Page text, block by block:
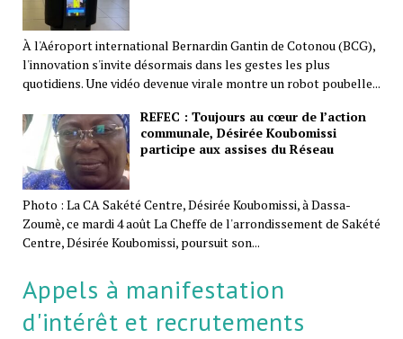
À l'Aéroport international Bernardin Gantin de Cotonou (BCG),
l'innovation s'invite désormais dans les gestes les plus
quotidiens. Une vidéo devenue virale montre un robot poubelle...
REFEC : Toujours au cœur de l’action
communale, Désirée Koubomissi
participe aux assises du Réseau
Photo : La CA Sakété Centre, Désirée Koubomissi, à Dassa-
Zoumè, ce mardi 4 août La Cheffe de l'arrondissement de Sakété
Centre, Désirée Koubomissi, poursuit son...
Appels à manifestation
d'intérêt et recrutements